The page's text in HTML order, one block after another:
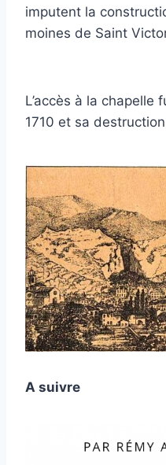
imputent la
moines de Saint
L’accès à la chapelle
1710 et sa
A suivre